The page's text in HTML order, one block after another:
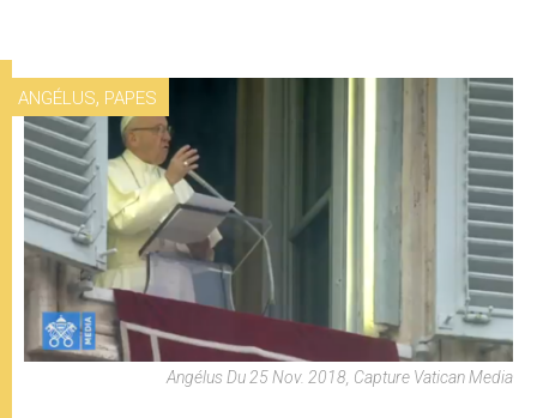
ANGÉLUS, PAPES
Angélus Du 25 Nov. 2018, Capture Vatican Media